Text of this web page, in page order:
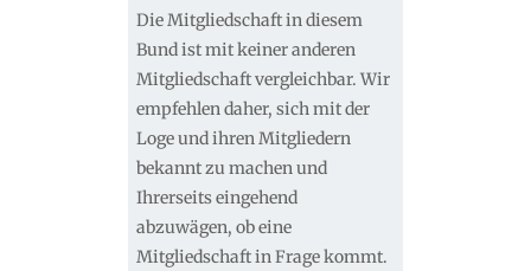
Die Mitgliedschaft in diesem
Bund ist mit keiner anderen
Mitgliedschaft vergleichbar. Wir
empfehlen daher, sich mit der
Loge und ihren Mitgliedern
bekannt zu machen und
Ihrerseits eingehend
abzuwägen, ob eine
Mitgliedschaft in Frage kommt.